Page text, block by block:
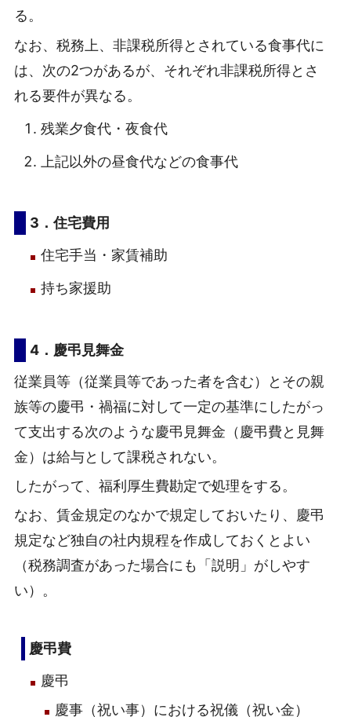
る。
なお、税務上、非課税所得とされている食事代に
は、次の2つがあるが、それぞれ非課税所得とさ
れる要件が異なる。
残業夕食代・夜食代
上記以外の昼食代などの食事代
3．住宅費用
住宅手当・家賃補助
持ち家援助
4．慶弔見舞金
従業員等（従業員等であった者を含む）とその親
族等の慶弔・禍福に対して一定の基準にしたがっ
て支出する次のような慶弔見舞金（慶弔費と見舞
金）は給与として課税されない。
したがって、福利厚生費勘定で処理をする。
なお、賃金規定のなかで規定しておいたり、慶弔
規定など独自の社内規程を作成しておくとよい
（税務調査があった場合にも「説明」がしやす
い）。
慶弔費
慶弔
慶事（祝い事）における祝儀（祝い金）